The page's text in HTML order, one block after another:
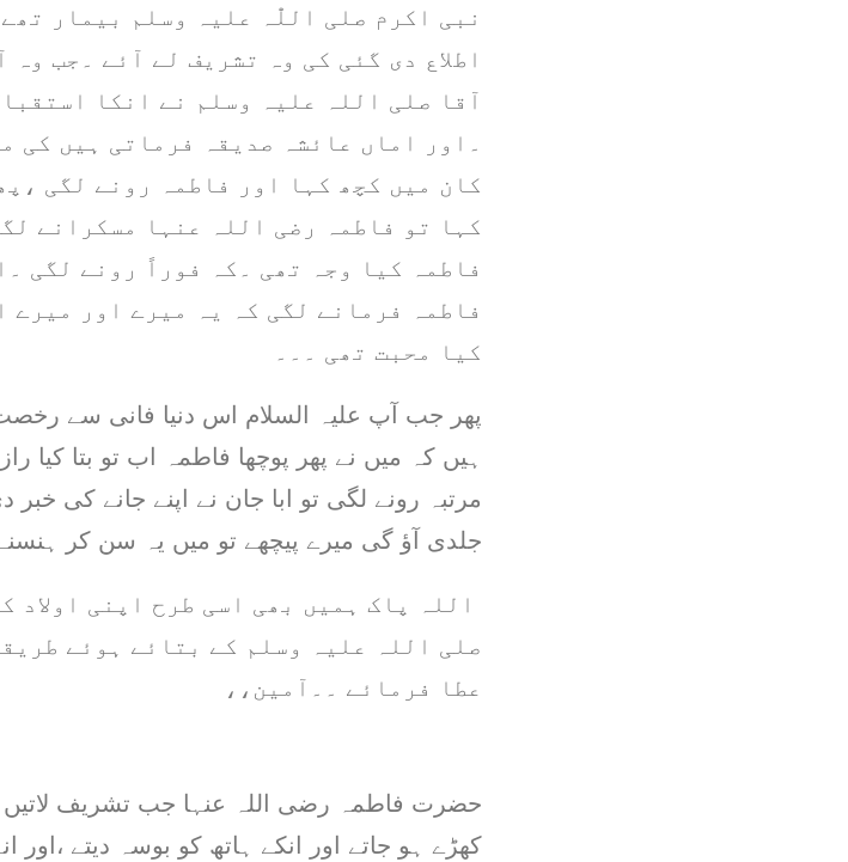
نبی اکرم صلی اللّٰہ علیہ وسلم بیمار
اطلاع دی گئی کی وہ تشریف لے آئے ۔جب
آقا صلی اللہ علیہ وسلم نے انکا
۔اور اماں عائشہ صدیقہ فرماتی ہیں کی
کان میں کچھ کہا اور فاطمہ رونے لگی
کہا تو فاطمہ رضی اللہ عنہا مسکرانے
فاطمہ کیا وجہ تھی ۔کہ فوراً رونے لگی
فاطمہ فرمانے لگی کہ یہ میرے اور میرے
کیا محبت تھی ۔۔۔
پھر جب آپ علیہ السلام اس دنیا فانی سے
ہیں کہ میں نے پھر پوچھا فاطمہ اب تو بتا
مرتبہ رونے لگی تو ابا جان نے اپنے جانے کی
جلدی آؤ گی میرے پیچھے تو میں یہ سن کر
اللہ پاک ہمیں بھی اسی طرح اپنی اولاد
صلی اللہ علیہ وسلم کے بتائے ہوئے
عطا فرمائے ۔۔آمین،،
حضرت فاطمہ رضی اللہ عنہا جب تشریف لاتیں
کھڑے ہو جاتے اور انکے ہاتھ کو بوسہ دیتے ،اور